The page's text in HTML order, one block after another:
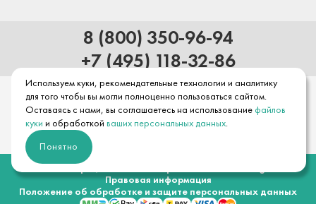
Используем куки, рекомендательные технологии и аналитику
для того чтобы вы могли полноценно пользоваться сайтом.
Оставаясь с нами, вы соглашаетесь на использование файлов
куки и обработкой ваших персональных данных.
Понятно
8 (800) 350-96-94
+7 (495) 118-32-86
© 2026 Официальный интернет-магазин hansgrohe
Правовая информация
Положение об обработке и защите персональных данных